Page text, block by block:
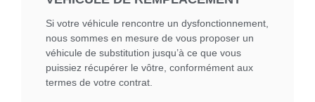
Si votre véhicule rencontre un dysfonctionnement,
nous sommes en mesure de vous proposer un
véhicule de substitution jusqu’à ce que vous
puissiez récupérer le vôtre, conformément aux
termes de votre contrat.